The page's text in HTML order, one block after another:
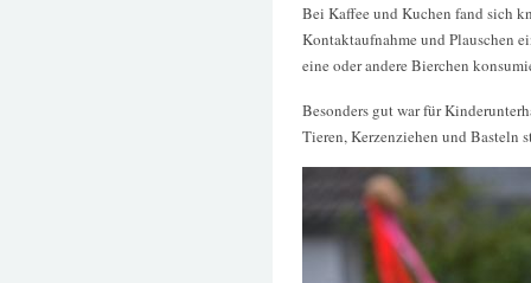
Bei Kaffee und Kuchen fand sich
Kontaktaufnahme und Plauschen
eine oder andere Bierchen
Besonders gut war für
Tieren, Kerzenziehen und Basteln